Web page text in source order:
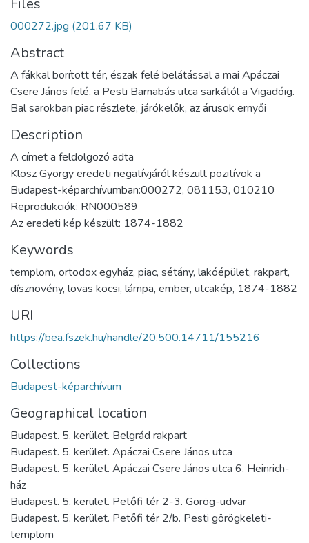
000272.jpg (201.67 KB)
Abstract
A fákkal borított tér, észak felé belátással a mai Apáczai
Csere János felé, a Pesti Barnabás utca sarkától a Vigadóig.
Bal sarokban piac részlete, járókelők, az árusok ernyői
Description
A címet a feldolgozó adta
Klösz György eredeti negatívjáról készült pozitívok a
Budapest-képarchívumban:000272, 081153, 010210
Reprodukciók: RN000589
Az eredeti kép készült: 1874-1882
Keywords
templom, ortodox egyház, piac, sétány, lakóépület, rakpart,
dísznövény, lovas kocsi, lámpa, ember, utcakép, 1874-1882
URI
https://bea.fszek.hu/handle/20.500.14711/155216
Collections
Budapest-képarchívum
Geographical location
Budapest. 5. kerület. Belgrád rakpart
Budapest. 5. kerület. Apáczai Csere János utca
Budapest. 5. kerület. Apáczai Csere János utca 6. Heinrich-
ház
Budapest. 5. kerület. Petőfi tér 2-3. Görög-udvar
Budapest. 5. kerület. Petőfi tér 2/b. Pesti görögkeleti-
templom